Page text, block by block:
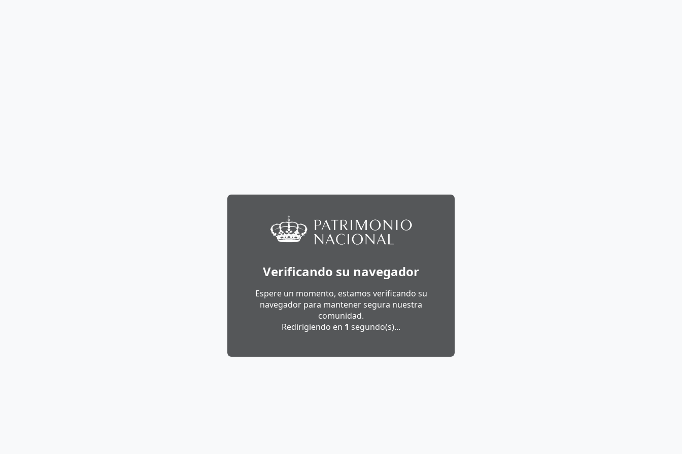
Verificando su navegador
Espere un momento, estamos verificando su
navegador para mantener segura nuestra
comunidad.
Redirigiendo en 1 segundo(s)...